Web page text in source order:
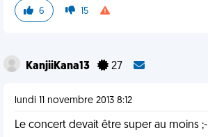
6 15
KanjiiKana13 27
lundi 11 novembre 2013 8:12
Le concert devait être super au moins ;-)